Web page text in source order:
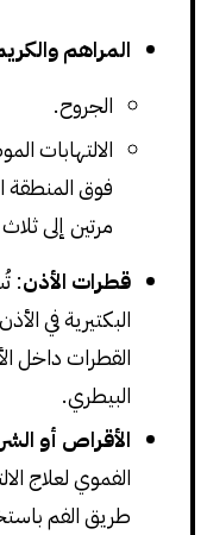
المراهم
الجروح.
الالتهابات
فوق المنطقة
مرتين إلى
قطرات الأذن:
البكتيرية في
القطرات داخل
البيطري.
الأقراص أو
الفموي لعلاج
طريق الفم